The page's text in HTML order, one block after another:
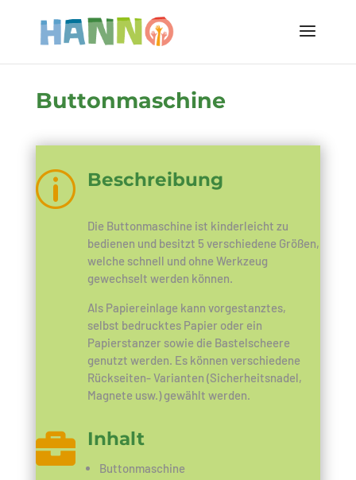
Buttonmaschine
p Beschreibung
Die Buttonmaschine ist kinderleicht zu
bedienen und besitzt 5 verschiedene Größen,
welche schnell und ohne Werkzeug
gewechselt werden können.
Als Papiereinlage kann vorgestanztes,
selbst bedrucktes Papier oder ein
Papierstanzer sowie die Bastelscheere
genutzt werden. Es können verschiedene
Rückseiten- Varianten (Sicherheitsnadel,
Magnete usw.) gewählt werden.
 Inhalt
Buttonmaschine